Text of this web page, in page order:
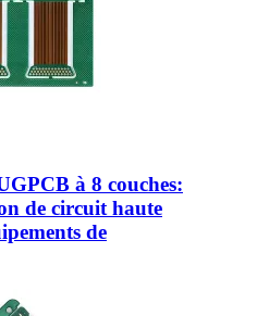
à 8 couches:
de circuit haute
de